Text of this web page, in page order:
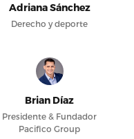
Adriana Sánchez
Derecho y deporte
Brian Díaz
Presidente & Fundador
Pacifico Group